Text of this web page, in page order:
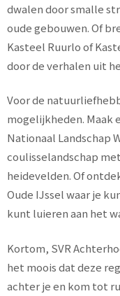
dwalen door smalle
oude gebouwen. Of
Kasteel Ruurlo of
door de verhalen uit
Voor de
mogelijkheden. Maak
Nationaal Landschap
coulisselandschap
heidevelden. Of
Oude IJssel waar je
kunt luieren aan het
Kortom, SVR
het moois dat deze
achter je en kom tot